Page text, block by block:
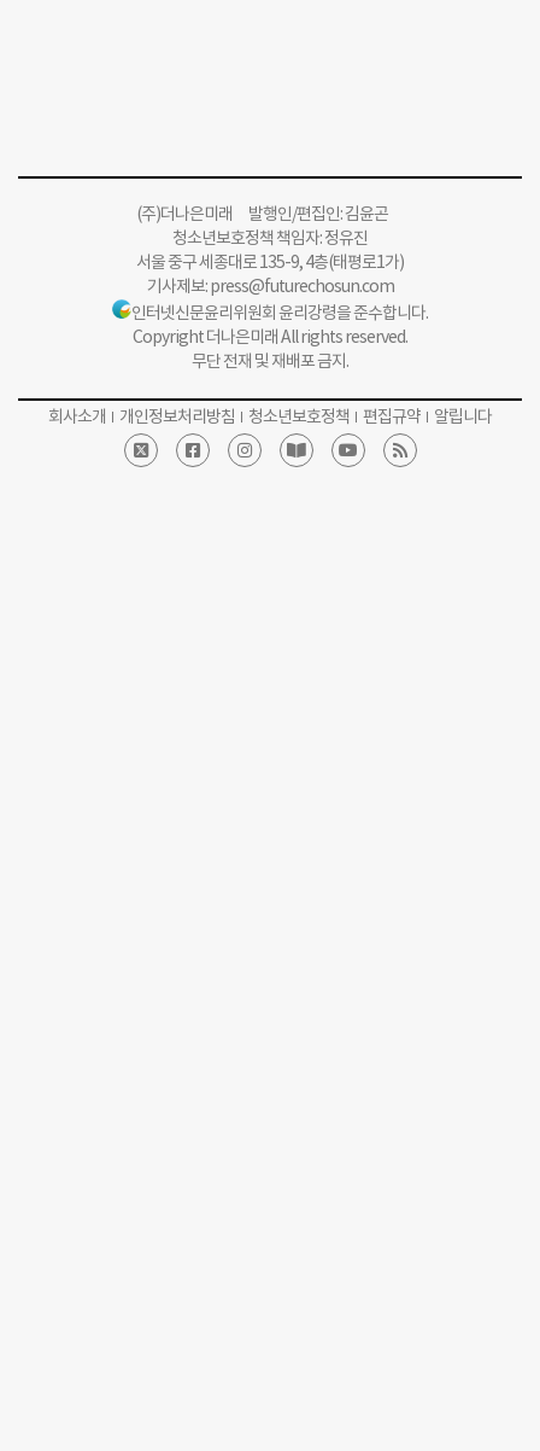
(주)더나은미래 발행인/편집인: 김윤곤
청소년보호정책 책임자: 정유진
서울 중구 세종대로 135-9, 4층(태평로1가)
기사제보:press@futurechosun.com
인터넷신문윤리위원회 윤리강령을 준수합니다.
Copyright 더나은미래 All rights reserved.
무단 전재 및 재배포 금지.
회사소개 개인정보처리방침 청소년보호정책 편집규약 알립니다